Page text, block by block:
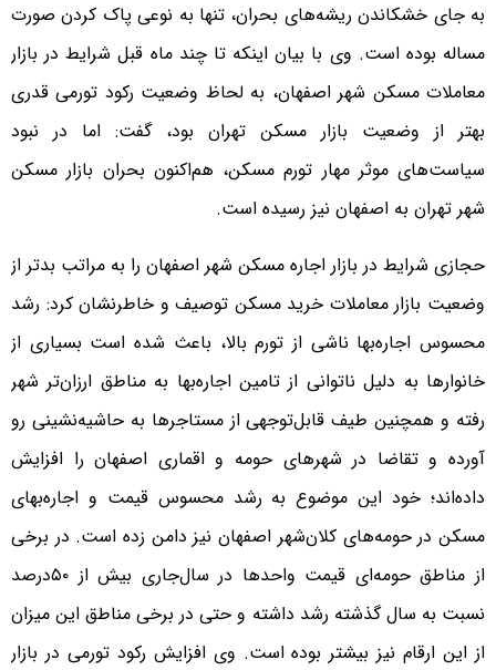
به جای خشکاندن ریشه‌‌‌های بحران، تنها به نوعی پاک کردن صورت
مساله بوده است. وی با بیان اینکه تا چند ماه قبل شرایط در بازار
معاملات مسکن شهر اصفهان، به لحاظ وضعیت رکود تورمی قدری
بهتر از وضعیت بازار مسکن تهران بود، گفت: اما در نبود
سیاست‌‌‌های موثر مهار تورم مسکن، هم‌‌‌اکنون بحران بازار مسکن
شهر تهران به اصفهان نیز رسیده است.
حجازی شرایط در بازار اجاره مسکن شهر اصفهان را به مراتب بدتر از
وضعیت بازار معاملات خرید مسکن توصیف و خاطرنشان کرد: رشد
محسوس اجاره‌‌‌بها ناشی از تورم بالا، باعث شده است بسیاری از
خانوارها به دلیل ناتوانی از تامین اجاره‌بها به مناطق ارزان‌‌‌تر شهر
رفته و همچنین طیف قابل‌توجهی از مستاجرها به حاشیه‌‌‌نشینی رو
آورده و تقاضا در شهرهای حومه و اقماری اصفهان را افزایش
داده‌‌‌اند؛ خود این موضوع به رشد محسوس قیمت و اجاره‌‌‌بهای
مسکن در حومه‌‌‌های کلان‌شهر اصفهان نیز دامن زده است. در برخی
از مناطق حومه‌‌‌ای قیمت واحدها در سال‌جاری بیش از ۵۰‌درصد
نسبت به سال گذشته رشد داشته و حتی در برخی مناطق این میزان
از این ارقام نیز بیشتر بوده است. وی افزایش رکود تورمی در بازار